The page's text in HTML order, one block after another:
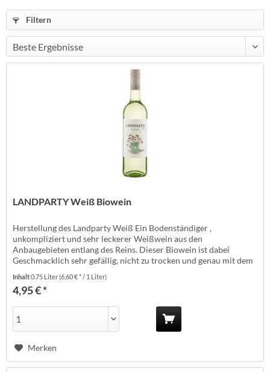
Filtern
LANDPARTY Weiß Biowein
Herstellung des Landparty Weiß Ein Bodenständiger ,
unkompliziert und sehr leckerer Weißwein aus den
Anbaugebieten entlang des Reins. Dieser Biowein ist dabei
Geschmacklich sehr gefällig, nicht zu trocken und genau mit dem
einen bodenständigen und ehrlichen Landwein herzustellen.
Gerade für Weineinsteiger ist...
Inhalt0.75 Liter(6,60 € * / 1 Liter)
4,95 € *
Merken